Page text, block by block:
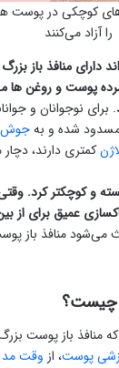
کوچکی در پوست
را آزاد می‌کنند
دارای منافذ باز
پوست و روغن ها
. برای نوجوانان و
شده و بهجوش
کمتری دارند، دچار
و کوچکتر کرد.
عمیق برای از
می‌شود منافذ باز
چیست؟
منافذ باز پوست
پوست، از وقت مد